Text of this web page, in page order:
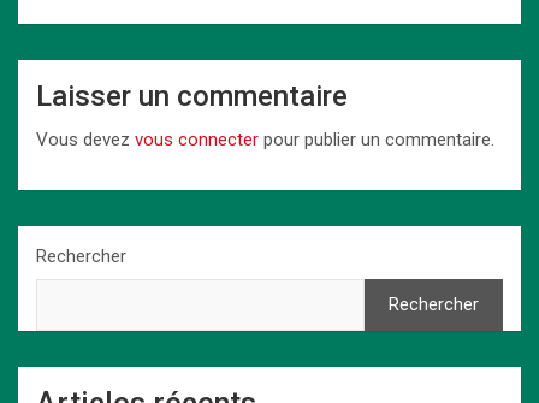
Laisser un commentaire
Vous devez vous connecter pour publier un commentaire.
Rechercher
Rechercher